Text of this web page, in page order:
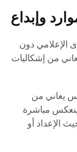
وإبداع
الإعلامي دون
من إشكاليات
يعاني من
ينعكس مباشرة
الإعداد أو